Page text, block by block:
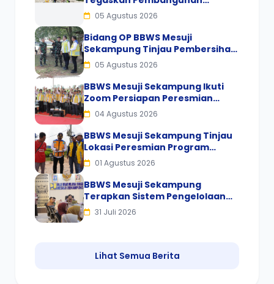
Pengaman Pantai Mandiri Sejati
Sesuai Spesifikasi dan Standar
Mutu
05 Agustus 2026
Bidang OP BBWS Mesuji
Sekampung Tinjau Pembersihan
Gulma Bendungan Way Rarem
05 Agustus 2026
BBWS Mesuji Sekampung Ikuti
Zoom Persiapan Peresmian
Program Inpres Nomor 2 Tahun
2025
04 Agustus 2026
BBWS Mesuji Sekampung Tinjau
Lokasi Peresmian Program
Inpres Nomor 2 Tahun 2025 oleh
Presiden RI
01 Agustus 2026
BBWS Mesuji Sekampung
Terapkan Sistem Pengelolaan
Sampah Terpadu, Dorong
Budaya Pilah Sampah di Kantor
31 Juli 2026
Lihat Semua Berita